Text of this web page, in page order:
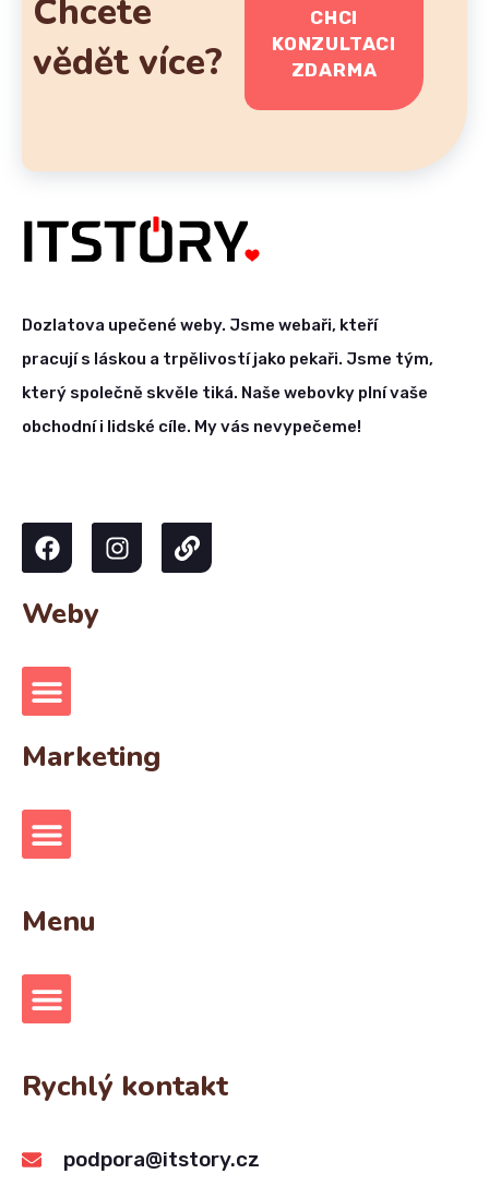
Chcete
vědět více?
CHCI
KONZULTACI
ZDARMA
Dozlatova upečené weby. Jsme webaři, kteří
pracují s láskou a trpělivostí jako pekaři. Jsme tým,
který společně skvěle tiká. Naše webovky plní vaše
obchodní i lidské cíle. My vás nevypečeme!
Weby
Marketing
Menu
Rychlý kontakt
podpora@itstory.cz